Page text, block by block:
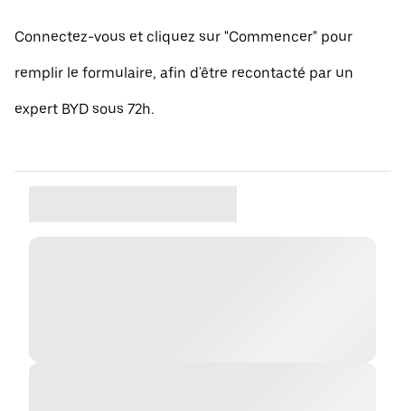
Connectez-vous et cliquez sur "Commencer" pour
remplir le formulaire, afin d'être recontacté par un
expert BYD sous 72h.